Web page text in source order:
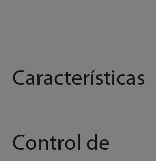
Características
Control de